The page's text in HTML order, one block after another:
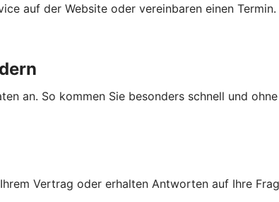
auf der Website oder vereinbaren einen Termin.
an. So kommen Sie besonders schnell und
Vertrag oder erhalten Antworten auf Ihre